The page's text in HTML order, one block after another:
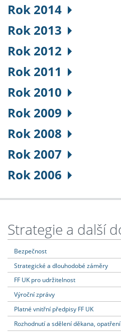
Rok 2014
Rok 2013
Rok 2012
Rok 2011
Rok 2010
Rok 2009
Rok 2008
Rok 2007
Rok 2006
Strategie a další
Bezpečnost
Strategické a dlouhodobé záměry
FF UK pro udržitelnost
Výroční zprávy
Platné vnitřní předpisy FF UK
Rozhodnutí a sdělení děkana,